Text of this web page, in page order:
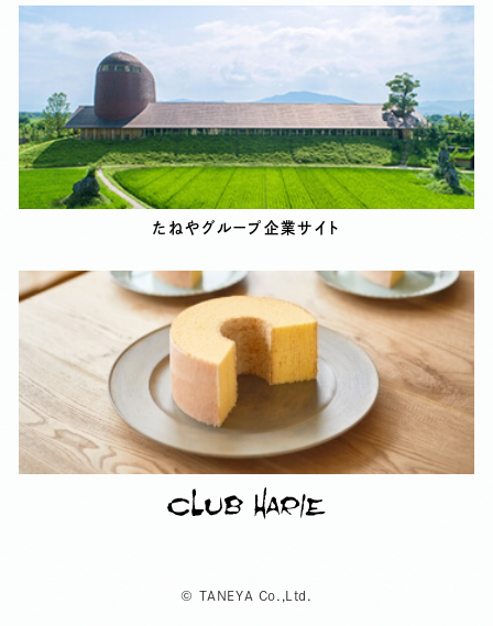
たねやグループ企業サイト
© TANEYA Co.,Ltd.